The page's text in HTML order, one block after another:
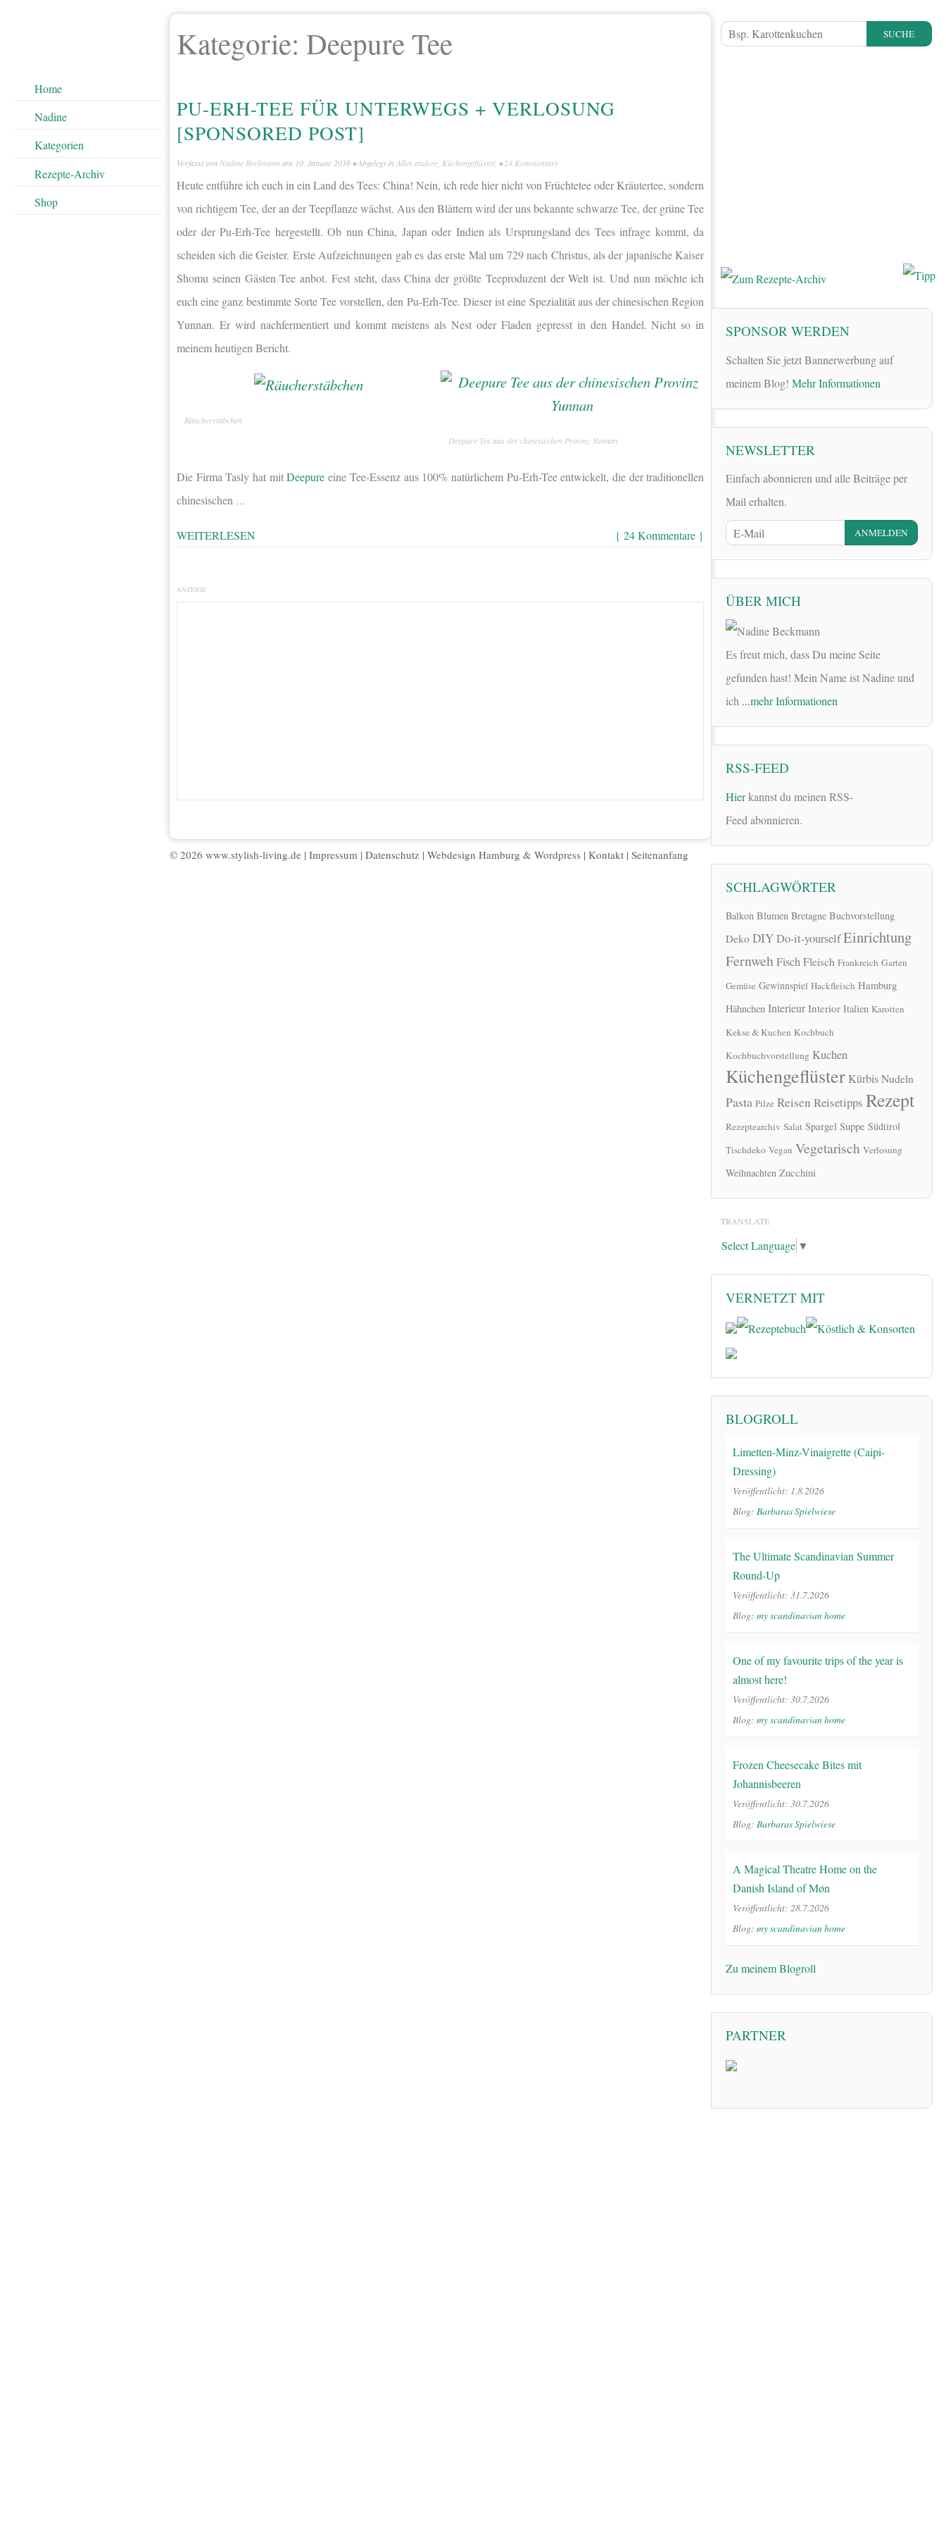
Home
Nadine
Kategorien
Rezepte-Archiv
Shop
Kategorie: Deepure Tee
PU-ERH-TEE FÜR UNTERWEGS + VERLOSUNG
[SPONSORED POST]
Verfasst von Nadine Beckmann am 10. Januar 2016 • Abgelegt in Alles andere, Küchengeflüster, •24 Kommentare
Heute entführe ich euch in ein Land des Tees: China! Nein, ich rede hier nicht von Früchtetee oder Kräutertee, sondern
von richtigem Tee, der an der Teepflanze wächst. Aus den Blättern wird der uns bekannte schwarze Tee, der grüne Tee
oder der Pu-Erh-Tee hergestellt. Ob nun China, Japan oder Indien als Ursprungsland des Tees infrage kommt, da
scheiden sich die Geister. Erste Aufzeichnungen gab es das erste Mal um 729 nach Christus, als der japanische Kaiser
Shomu seinen Gästen Tee anbot. Fest steht, dass China der größte Teeproduzent der Welt ist. Und nun möchte ich
euch eine ganz bestimmte Sorte Tee vorstellen, den Pu-Erh-Tee. Dieser ist eine Spezialität aus der chinesischen Region
Yunnan. Er wird nachfermentiert und kommt meistens als Nest oder Fladen gepresst in den Handel. Nicht so in
meinem heutigen Bericht.
Räucherstäbchen
Deepure Tee aus der chinesischen Provinz Yunnan
Die Firma Tasly hat mitDeepure eine Tee-Essenz aus 100% natürlichem Pu-Erh-Tee entwickelt, die der traditionellen
chinesischen …
WEITERLESEN { 24 Kommentare }
ANZEIGE
© 2026 www.stylish-living.de | Impressum | Datenschutz | Webdesign Hamburg & Wordpress | Kontakt | Seitenanfang
SUCHE
SPONSOR WERDEN
Schalten Sie jetzt Bannerwerbung auf
meinem Blog! Mehr Informationen
NEWSLETTER
Einfach abonnieren und alle Beiträge per
Mail erhalten.
ÜBER MICH
Es freut mich, dass Du meine Seite
gefunden hast! Mein Name ist Nadine und
ich ...mehr Informationen
RSS-FEED
Hierkannst du meinen RSS-
Feed abonnieren.
SCHLAGWÖRTER
Balkon Blumen Bretagne Buchvorstellung
Deko DIYDo-it-yourselfEinrichtung
FernwehFischFleisch Frankreich Garten
Gemüse Gewinnspiel Hackfleisch Hamburg
Hähnchen Interieur Interior Italien Karotten
Kekse & Kuchen Kochbuch
Kochbuchvorstellung Kuchen
Küchengeflüster KürbisNudeln
Pasta Pilze Reisen Reisetipps Rezept
Rezeptearchiv Salat Spargel Suppe Südtirol
Tischdeko Vegan Vegetarisch Verlosung
Weihnachten Zucchini
TRANSLATE
Select Language ▼
VERNETZT MIT
BLOGROLL
Limetten-Minz-Vinaigrette (Caipi-
Dressing)
Veröffentlicht: 1.8.2026
Blog: Barbaras Spielwiese
The Ultimate Scandinavian Summer
Round-Up
Veröffentlicht: 31.7.2026
Blog: my scandinavian home
One of my favourite trips of the year is
almost here!
Veröffentlicht: 30.7.2026
Blog: my scandinavian home
Frozen Cheesecake Bites mit
Johannisbeeren
Veröffentlicht: 30.7.2026
Blog: Barbaras Spielwiese
A Magical Theatre Home on the
Danish Island of Møn
Veröffentlicht: 28.7.2026
Blog: my scandinavian home
Zu meinem Blogroll
PARTNER